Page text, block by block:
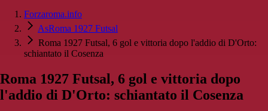
Forzaroma.info
AsRoma 1927 Futsal
Roma 1927 Futsal, 6 gol e vittoria dopo l'addio di D'Orto:
schiantato il Cosenza
Roma 1927 Futsal, 6 gol e vittoria dopo
l'addio di D'Orto: schiantato il Cosenza